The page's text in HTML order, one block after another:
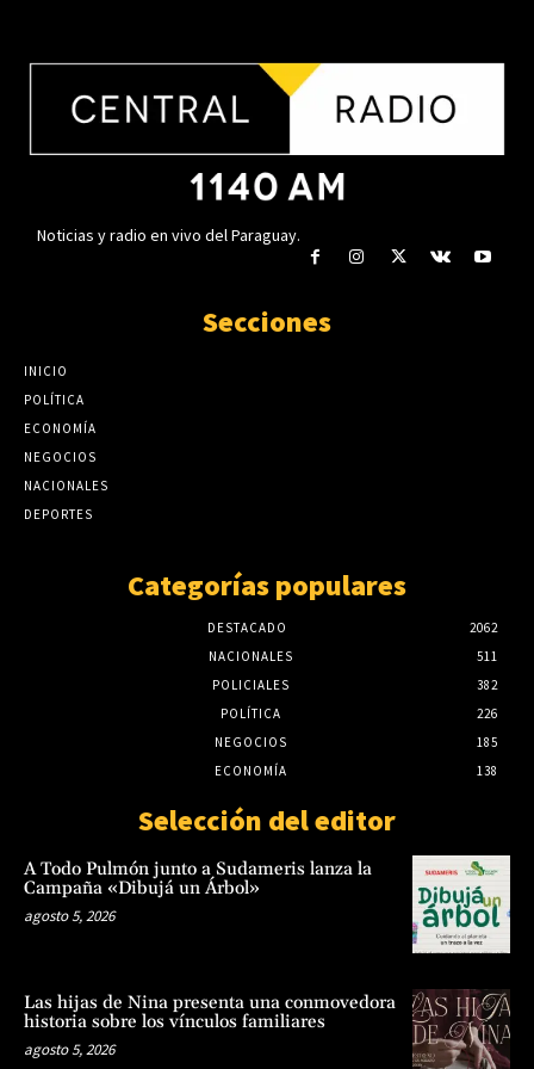
agosto 5, 2026
buscará la reelección al frente de
agosto 4, 2026
Noticias y radio en vivo del Paraguay.
Secciones
INICIO
POLÍTICA
ECONOMÍA
NEGOCIOS
NACIONALES
DEPORTES
Categorías populares
DESTACADO
2062
NACIONALES
511
POLICIALES
382
POLÍTICA
226
NEGOCIOS
185
ECONOMÍA
138
Selección del editor
A Todo Pulmón junto a Sudameris lanza la
Campaña «Dibujá un Árbol»
agosto 5, 2026
Las hijas de Nina presenta una conmovedora
historia sobre los vínculos familiares
agosto 5, 2026